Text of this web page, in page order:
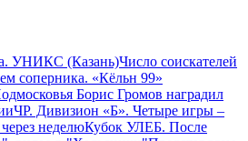
УНИКС (Казань)Число соискателей
соперника. «Кёльн 99»
Борис Громов наградил
ЧР. Дивизион «Б». Четыре игры –
неделюКубок УЛЕБ. После